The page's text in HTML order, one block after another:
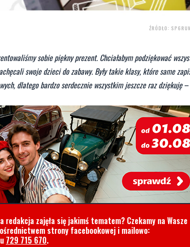
ŹRÓDŁO:
sobie piękny prezent. Chciałabym podziękować
swoje dzieci do zabawy. Były takie klasy, które same
dlatego bardzo serdecznie wszystkim jeszcze raz dziękuję–
zajęła się jakimś tematem? Czekamy na Wasze
strony facebookowej i mailowo:
729 715 670.